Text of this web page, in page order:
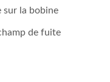
sur la bobine
de fuite